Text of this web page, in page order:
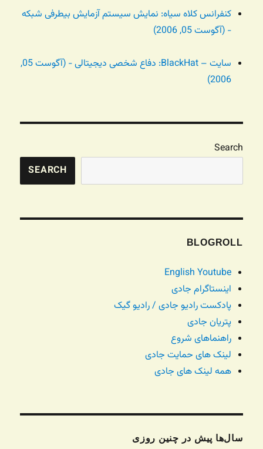
کنفرانس کلاه سیاه:‌ نمایش سیستم آزمایش بیطرفی شبکه
- (آگوست 05, 2006)
سایت – BlackHat: دفاع شخصی دیجیتالی - (آگوست 05,
2006)
Search
SEARCH
BLOGROLL
English Youtube
اینستاگرام جادی
پادکست رادیو جادی / رادیو گیک
پتریان جادی
راهنماهای شروع
لینک های حمایت جادی
همه لینک های جادی
سال‌ها پیش در چنین روزی